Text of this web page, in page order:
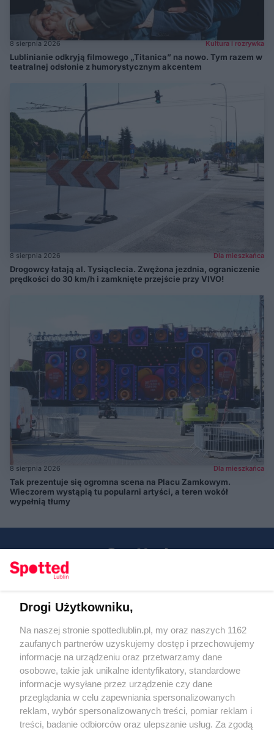
8 sierpnia 2026 Kultura i rozrywka
Lublinianie odkryją filmowego „Titanica” na nowo. Tym razem w
teatralnej odsłonie z humorystycznym akcentem
8 sierpnia 2026 Dla mieszkańca
Drogowcy łatają al. Tysiąclecia. Zwężona jezdnia, ograniczenie
prędkości do 30 km/h i zamknięte przejście przy VIVO!
8 sierpnia 2026 Dla mieszkańca
Tak prezentuje się ogromna scena na Placu Zamkowym.
Wieczorem wystąpią tu popularni artyści, a teren wokół
wypełnią tłumy
KATEGORIE
OGŁOSZENIA
Regulamin
Polityka prywatności
RODO
Warunki korzystania z treści
Drogi Użytkowniku,
Na naszej stronie spottedlublin.pl, my oraz naszych 1162
zaufanych partnerów uzyskujemy dostęp i przechowujemy
informacje na urządzeniu oraz przetwarzamy dane
osobowe, takie jak unikalne identyfikatory, standardowe
informacje wysyłane przez urządzenie czy dane
przeglądania w celu zapewniania spersonalizowanych
reklam, wybór spersonalizowanych treści, pomiar reklam i
treści, badanie odbiorców oraz ulepszanie usług. Za zgodą